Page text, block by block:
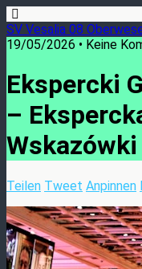
SV Vesalia 08
19/05/2026 • Keine
Ekspercki
–
Wskazówki
Teilen Tweet Anpinnen